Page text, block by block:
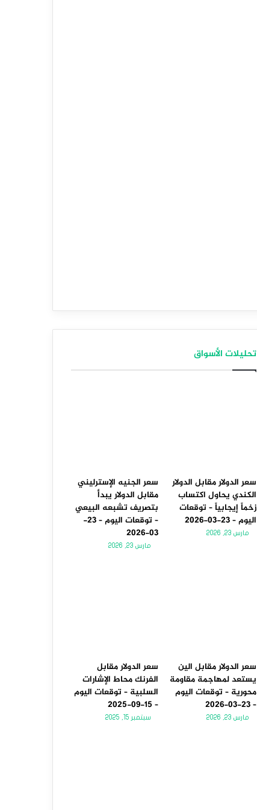
تحليلات الأسواق
سعر الدولار مقابل الدولار
الكندي يحاول اكتساب
زخماً إيجابياً – توقعات
اليوم – 23-03-2026
مارس 23, 2026
سعر الجنيه الإسترليني
مقابل الدولار يبدأ
بتصريف تشبعه البيعي
– توقعات اليوم – 23-
03-2026
مارس 23, 2026
سعر الدولار مقابل الين
يستعد لمهاجمة مقاومة
محورية – توقعات اليوم
– 23-03-2026
مارس 23, 2026
سعر الدولار مقابل
الفرنك محاط الإشارات
السلبية – توقعات اليوم
– 15-09-2025
سبتمبر 15, 2025